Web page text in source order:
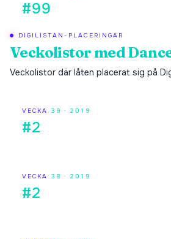
#99
DIGILISTAN-PLACERINGAR
Veckolistor med
Veckolistor där låten placerat sig på
VECKA 39 · 2019
#2
VECKA 38 · 2019
#2